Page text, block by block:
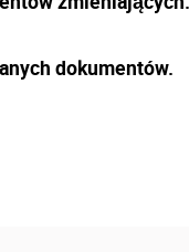
dokumentów.